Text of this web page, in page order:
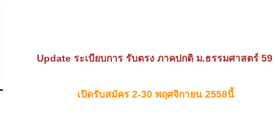
Update ระเบียบการ รับตรง ภาคปกติ ม.ธรรมศาสตร์ 59
เปิดรับสมัคร 2-30 พฤศจิกายน 2558นี้